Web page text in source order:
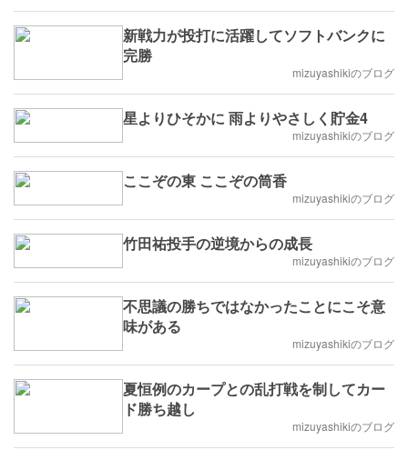
新戦力が投打に活躍してソフトバンクに
完勝
mizuyashikiのブログ
星よりひそかに 雨よりやさしく貯金4
mizuyashikiのブログ
ここぞの東 ここぞの筒香
mizuyashikiのブログ
竹田祐投手の逆境からの成長
mizuyashikiのブログ
不思議の勝ちではなかったことにこそ意
味がある
mizuyashikiのブログ
夏恒例のカープとの乱打戦を制してカー
ド勝ち越し
mizuyashikiのブログ